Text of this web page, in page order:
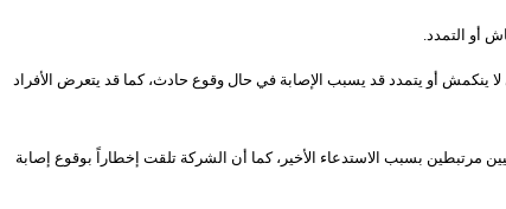
أو التمدد.
لا ينكمش أو يتمدد قد يسبب الإصابة في حال وقوع حادث، كما قد يتعرض الأفراد
مرتبطين بسبب الاستدعاء الأخير، كما أن الشركة تلقت إخطاراً بوقوع إصابة